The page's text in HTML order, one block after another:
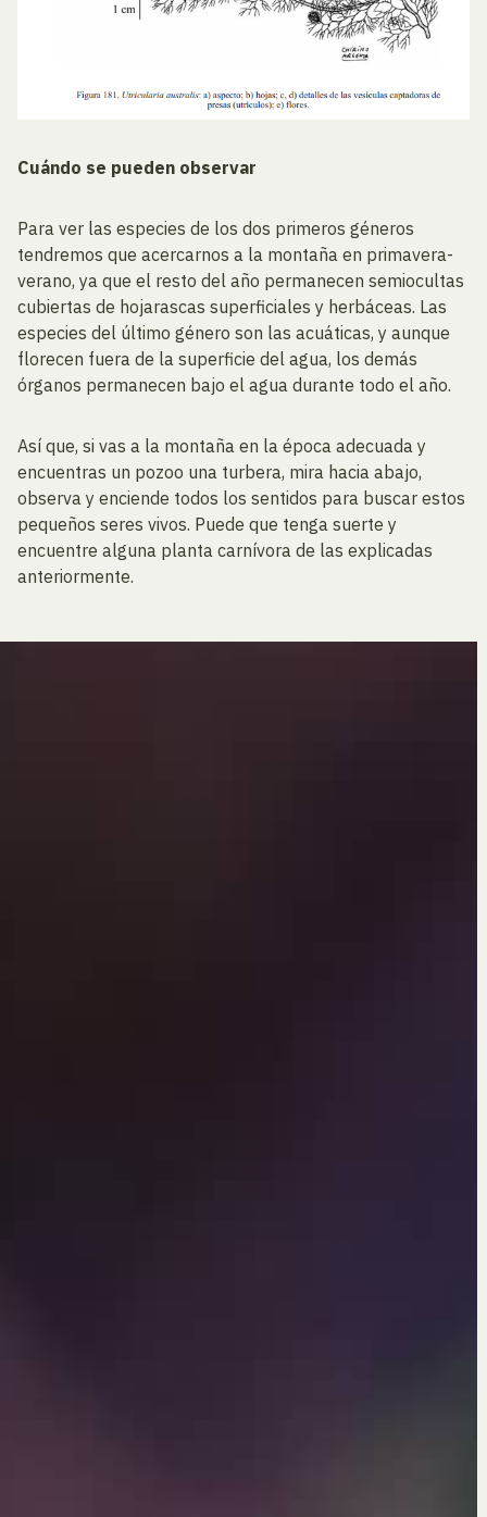
Cuándo se pueden observar
Para ver las especies de los dos primeros géneros
tendremos que acercarnos a la montaña en primavera-
verano, ya que el resto del año permanecen semiocultas
cubiertas de hojarascas superficiales y herbáceas. Las
especies del último género son las acuáticas, y aunque
florecen fuera de la superficie del agua, los demás
órganos permanecen bajo el agua durante todo el año.
Así que, si vas a la montaña en la época adecuada y
encuentras un pozoo una turbera, mira hacia abajo,
observa y enciende todos los sentidos para buscar estos
pequeños seres vivos. Puede que tenga suerte y
encuentre alguna planta carnívora de las explicadas
anteriormente.